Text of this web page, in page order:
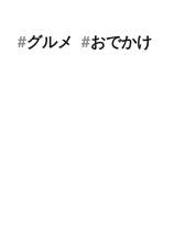
#グルメ #おでかけ